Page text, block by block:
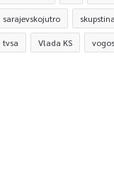
sarajevskojutro skupstina
tvsa Vlada KS